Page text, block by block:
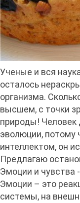
Ученые и вся
осталось
организма.
высшем, с точки
природы! Человек
эволюции, потому
интеллектом, он
Предлагаю
Эмоции и чувства
Эмоции – это
системы, на